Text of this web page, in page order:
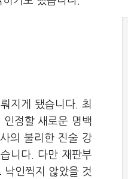
지게 됐습니다. 최
정할 새로운 명백
의 불리한 진술 강
니다. 다만 재판부
인찍지 않았을 것